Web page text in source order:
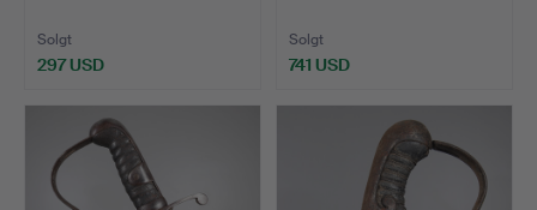
Solgt
297 USD
Solgt
741 USD